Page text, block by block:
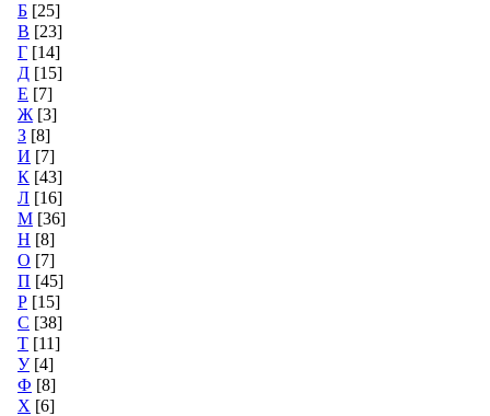
Б [25]
В [23]
Г [14]
Д [15]
Е [7]
Ж [3]
З [8]
И [7]
К [43]
Л [16]
М [36]
Н [8]
О [7]
П [45]
Р [15]
С [38]
Т [11]
У [4]
Ф [8]
Х [6]